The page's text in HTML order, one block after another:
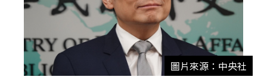
圖片來源：中央社